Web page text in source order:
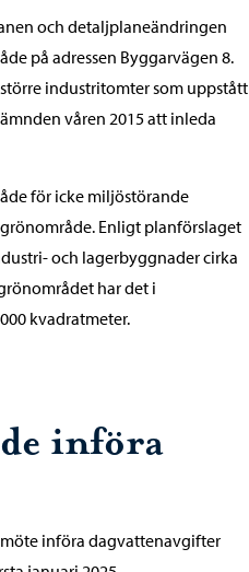
och detaljplaneändringen
på adressen Byggarvägen 8.
industritomter som uppstått
våren 2015 att inleda
för icke miljöstörande
Enligt planförslaget
och lagerbyggnader cirka
har det i
kvadratmeter.
införa
införa dagvattenavgifter